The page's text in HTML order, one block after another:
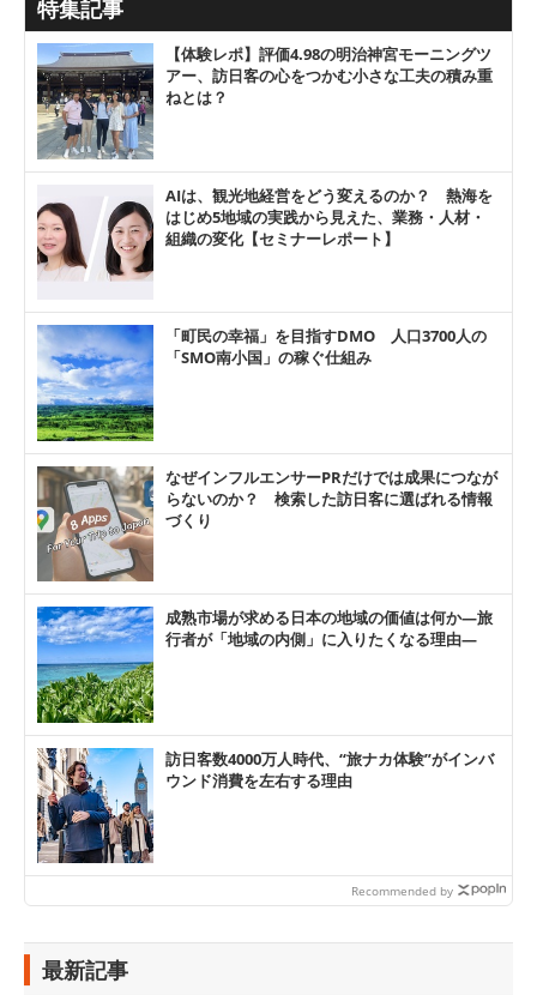
特集記事
【体験レポ】評価4.98の明治神宮モーニングツ
アー、訪日客の心をつかむ小さな工夫の積み重
ねとは？
AIは、観光地経営をどう変えるのか？ 熱海を
はじめ5地域の実践から見えた、業務・人材・
組織の変化【セミナーレポート】
「町民の幸福」を目指すDMO 人口3700人の
「SMO南小国」の稼ぐ仕組み
なぜインフルエンサーPRだけでは成果につなが
らないのか？ 検索した訪日客に選ばれる情報
づくり
成熟市場が求める日本の地域の価値は何か―旅
行者が「地域の内側」に入りたくなる理由―
訪日客数4000万人時代、“旅ナカ体験”がインバ
ウンド消費を左右する理由
Recommended by
最新記事